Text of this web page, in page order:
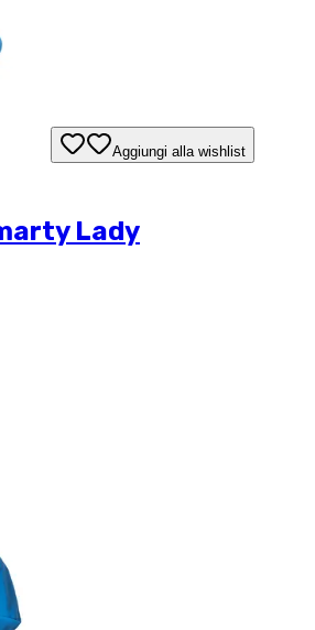
Aggiungi alla wishlist
Lady